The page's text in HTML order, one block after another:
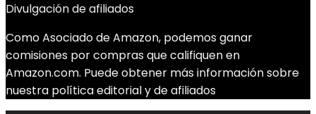
Divulgación de afiliados
Como Asociado de Amazon, podemos ganar
comisiones por compras que califiquen en
Amazon.com. Puede obtener más información sobre
nuestra política editorial y de afiliados